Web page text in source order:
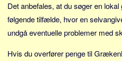
Emner
Skribenter
Personer
Steder
Det anbefales, at du søger en
følgende tilfælde, hvor en
undgå eventuelle problemer med
Hvis du overfører penge til